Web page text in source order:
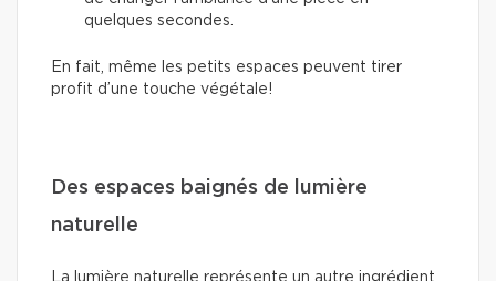
quelques secondes.
En fait, même les petits espaces peuvent tirer
profit d’une touche végétale!
Des espaces baignés de lumière
naturelle